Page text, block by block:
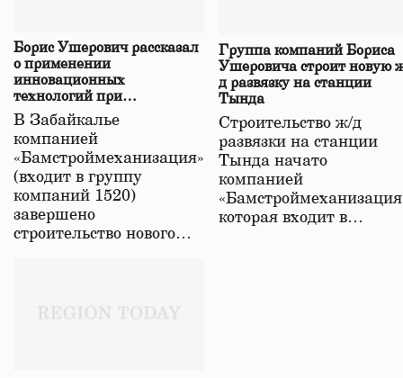
Борис Ушерович рассказал
о применении
инновационных
технологий при
строительстве нового моста
в Забайкалье
В Забайкалье
компанией
«Бамстроймеханизация»
(входит в группу
компаний 1520)
завершено
строительство нового…
Группа компаний Бориса
Ушеровича строит новую
д развязку на станции
Тында
Строительство ж/д
развязки на станции
Тында начато
компанией
которая входит в…